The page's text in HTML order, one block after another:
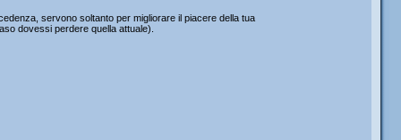
servono soltanto per migliorare il piacere della tua
dovessi perdere quella attuale).